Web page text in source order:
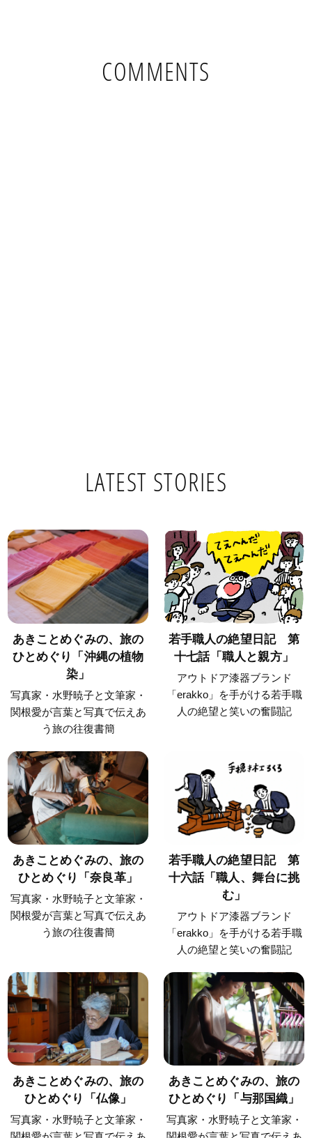
COMMENTS
LATEST STORIES
あきことめぐみの、旅の
ひとめぐり「沖縄の植物
染」
写真家・水野暁子と文筆家・
関根愛が言葉と写真で伝えあ
う旅の往復書簡
若手職人の絶望日記 第
十七話「職人と親方」
アウトドア漆器ブランド
「erakko」を手がける若手職
人の絶望と笑いの奮闘記
あきことめぐみの、旅の
ひとめぐり「奈良革」
写真家・水野暁子と文筆家・
関根愛が言葉と写真で伝えあ
う旅の往復書簡
若手職人の絶望日記 第
十六話「職人、舞台に挑
む」
アウトドア漆器ブランド
「erakko」を手がける若手職
人の絶望と笑いの奮闘記
あきことめぐみの、旅の
ひとめぐり「仏像」
写真家・水野暁子と文筆家・
あきことめぐみの、旅の
ひとめぐり「与那国織」
写真家・水野暁子と文筆家・